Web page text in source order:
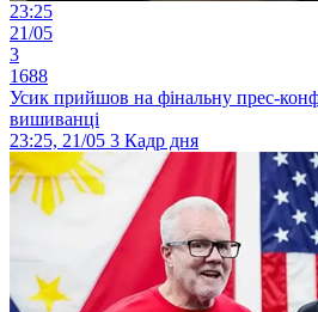
23:25
21/05
3
1688
Усик прийшов на фінальну прес-
вишиванці
23:25, 21/05 3 Кадр дня